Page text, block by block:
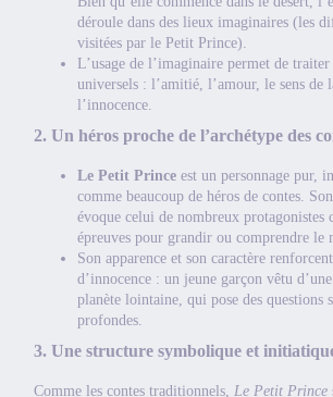
déroule dans des lieux imaginaires (les
visitées par le Petit Prince).
L’usage de l’imaginaire permet de traiter
universels : l’amitié, l’amour, le sens de
l’innocence.
2. Un héros proche de l’archétype des
Le Petit Princeest un personnage pur,
comme beaucoup de héros de contes.
évoque celui de nombreux protagonistes
épreuves pour grandir ou comprendre le
Son apparence et son caractère
d’innocence : un jeune garçon vêtu
planète lointaine, qui pose des questions
profondes.
3. Une structure symbolique et
Comme les contes traditionnels, Le Petit Prince